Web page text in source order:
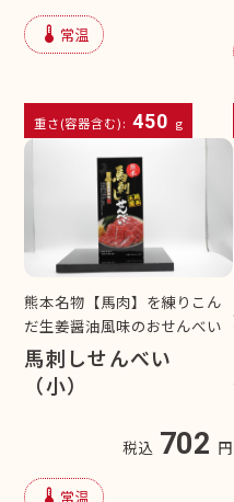
device_thermostat 常温
重さ(容器含む): 450 g
熊本名物【馬肉】を練りこん
だ生姜醤油風味のおせんべい
馬刺しせんべい
（小）
税込 702 円
常温